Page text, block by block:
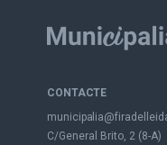
CONTACTE
C/General Brito, 2 (8-A)